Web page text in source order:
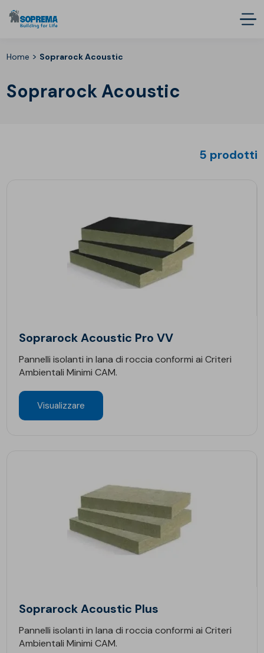
Home > Soprarock Acoustic
Soprarock Acoustic
5 prodotti
Soprarock Acoustic Pro VV
Pannelli isolanti in lana di roccia conformi ai Criteri
Ambientali Minimi CAM.
Visualizzare
Soprarock Acoustic Plus
Pannelli isolanti in lana di roccia conformi ai Criteri
Ambientali Minimi CAM.